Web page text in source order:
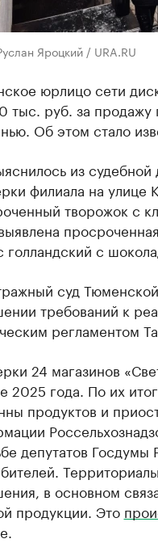
Яроцкий / URA.RU
юрлицо сети
тыс. руб. за
Об этом стало
из
филиала на улице
творожок с
голландский с
суд
требований к
регламентом
24 магазинов
2025 года. По их
продуктов и
депутатов
в основном
продукции. Это